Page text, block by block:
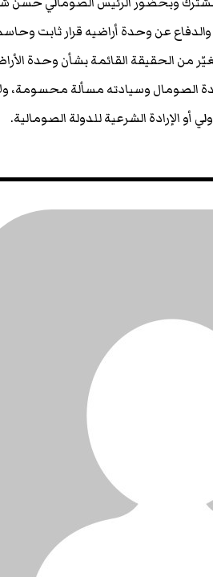
عن وحدة أراضيه قرار ثابت وحاسم
من الحقيقة القائمة بشأن وحدة
الصومال وسيادته مسألة محسومة،
أو الإرادة الشرعية للدولة الصومالية.